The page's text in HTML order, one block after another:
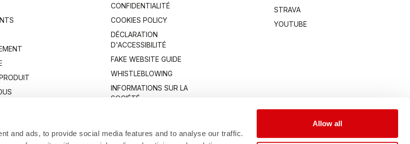
and ads, to provide social media features and to analyse our traffic.
Allow all
CONFIDENTIALITÉ
COOKIES POLICY
DÉCLARATION
D'ACCESSIBILITÉ
FAKE WEBSITE GUIDE
WHISTLEBLOWING
INFORMATIONS SUR LA
SOCIÉTÉ
STRAVA
YOUTUBE